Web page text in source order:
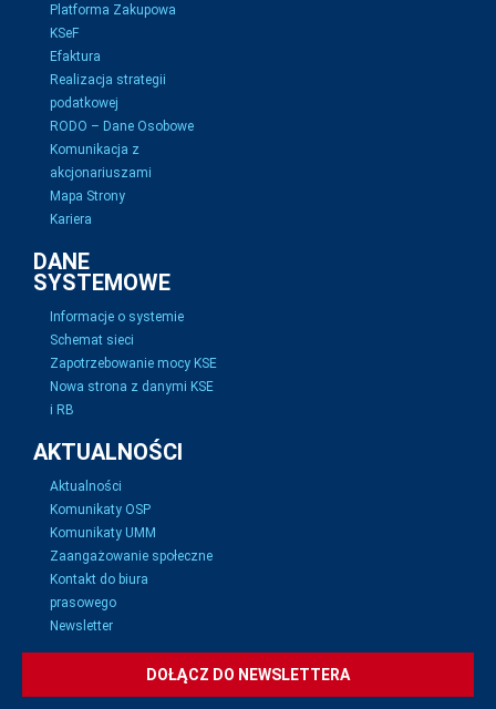
Platforma Zakupowa
KSeF
Efaktura
Realizacja strategii
podatkowej
RODO – Dane Osobowe
Komunikacja z
akcjonariuszami
Mapa Strony
Kariera
DANE
SYSTEMOWE
Informacje o systemie
Schemat sieci
Zapotrzebowanie mocy KSE
Nowa strona z danymi KSE
i RB
AKTUALNOŚCI
Aktualności
Komunikaty OSP
Komunikaty UMM
Zaangażowanie społeczne
Kontakt do biura
prasowego
Newsletter
DOŁĄCZ DO NEWSLETTERA